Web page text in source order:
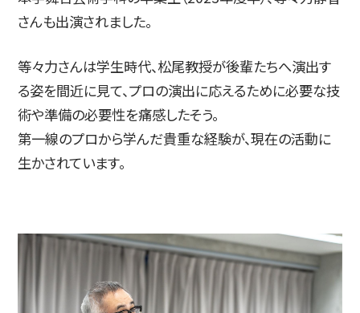
さんも出演されました。
等々力さんは学生時代、松尾教授が後輩たちへ演出す
る姿を間近に見て、プロの演出に応えるために必要な技
術や準備の必要性を痛感したそう。
第一線のプロから学んだ貴重な経験が、現在の活動に
生かされています。